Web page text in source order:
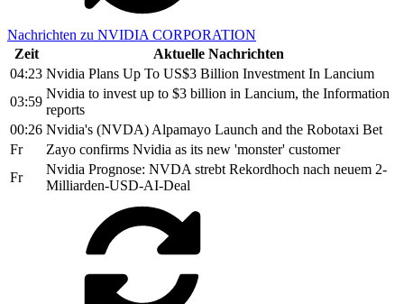
Nachrichten zu NVIDIA CORPORATION
Zeit
Aktuelle Nachrichten
04:23 Nvidia Plans Up To US$3 Billion Investment In Lancium
03:59
Nvidia to invest up to $3 billion in Lancium, the Information
reports
00:26 Nvidia's (NVDA) Alpamayo Launch and the Robotaxi Bet
Fr
Zayo confirms Nvidia as its new 'monster' customer
Fr
Nvidia Prognose: NVDA strebt Rekordhoch nach neuem 2-
Milliarden-USD-AI-Deal